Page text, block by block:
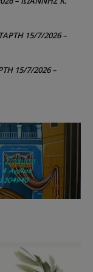
15/7/2026 –
15/7/2026 –